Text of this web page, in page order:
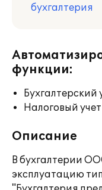
бухгалтерия
функции:
Бухгалтерский
Налоговый учет
Описание
В бухгалтерии
эксплуатацию